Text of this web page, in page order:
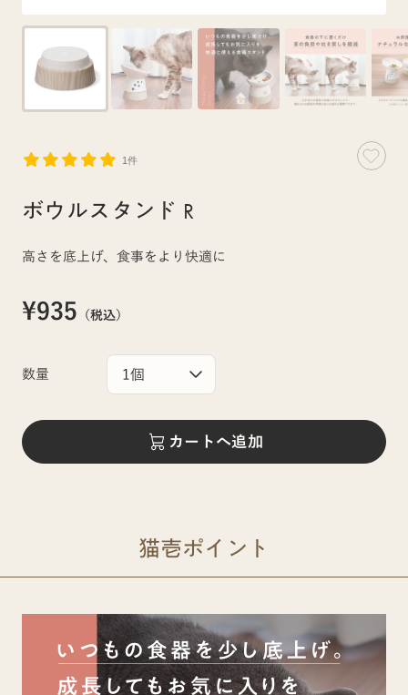
1件
ボウルスタンド R
高さを底上げ、食事をより快適に
¥935 （税込）
数量
カートへ追加
猫壱ポイント